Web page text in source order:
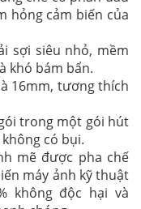
hỏng cảm biến của
sợi siêu nhỏ, mềm
khó bám bẩn.
16mm, tương thích
trong một gói hút
có bụi.
mẽ được pha chế
máy ảnh kỹ thuật
không độc hại và